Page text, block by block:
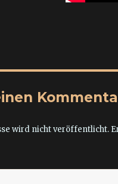
wird nicht veröffentlicht.